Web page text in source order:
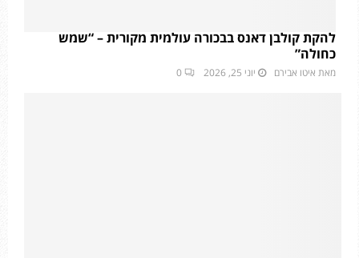
להקת קולבן דאנס בבכורה עולמית מקורית – “שמש
כחולה”
מאת איטו אבירם יוני 25, 2026 0